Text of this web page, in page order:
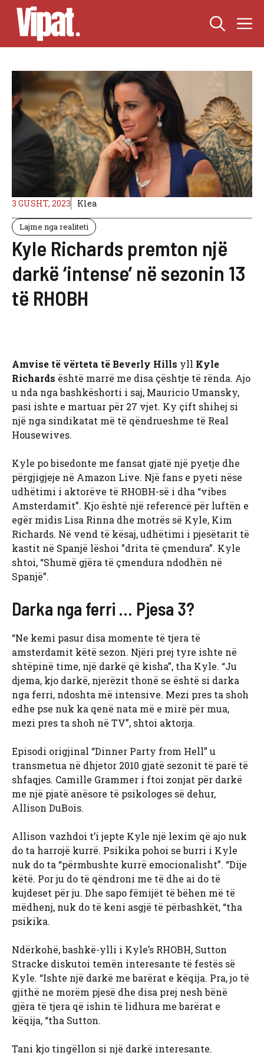
Skip
content
3 GUSHT, 2023 Klea
Lajme nga realiteti
Kyle Richards premton një
darkë ‘intense’ në sezonin 13
të RHOBH
Amvise të vërteta të Beverly Hills yll Kyle
Richards është marrë me disa çështje të rënda. Ajo
u nda nga bashkëshorti i saj, Mauricio Umansky,
pasi ishte e martuar për 27 vjet. Ky çift shihej si
një nga sindikatat më të qëndrueshme të Real
Housewives.
Kyle po bisedonte me fansat gjatë një pyetje dhe
përgjigjeje në Amazon Live. Një fans e pyeti nëse
udhëtimi i aktorëve të RHOBH-së i dha “vibes
Amsterdamit”. Kjo është një referencë për luftën e
egër midis Lisa Rinna dhe motrës së Kyle, Kim
Richards. Në vend të kësaj, udhëtimi i pjesëtarit të
kastit në Spanjë lëshoi ​​”drita të çmendura”. Kyle
shtoi, “Shumë gjëra të çmendura ndodhën në
Spanjë”.
Darka nga ferri … Pjesa 3?
“Ne kemi pasur disa momente të tjera të
amsterdamit këtë sezon. Njëri prej tyre ishte në
shtëpinë time, një darkë që kisha”, tha Kyle. “Ju
djema, kjo darkë, njerëzit thonë se është si darka
nga ferri, ndoshta më intensive. Mezi pres ta shoh
edhe pse nuk ka qenë nata më e mirë për mua,
mezi pres ta shoh në TV”, shtoi aktorja.
Episodi origjinal “Dinner Party from Hell” u
transmetua në dhjetor 2010 gjatë sezonit të parë të
shfaqjes. Camille Grammer i ftoi zonjat për darkë
me një pjatë anësore të psikologes së dehur,
Allison DuBois.
Allison vazhdoi t’i jepte Kyle një lexim që ajo nuk
do ta harrojë kurrë. Psikika pohoi se burri i Kyle
nuk do ta “përmbushte kurrë emocionalisht”. “Dije
këtë. Por ju do të qëndroni me të dhe ai do të
kujdeset për ju. Dhe sapo fëmijët të bëhen më të
mëdhenj, nuk do të keni asgjë të përbashkët, “tha
psikika.
Ndërkohë, bashkë-ylli i Kyle’s RHOBH, Sutton
Stracke diskutoi temën interesante të festës së
Kyle. “Ishte një darkë me barërat e këqija. Pra, jo të
gjithë ne morëm pjesë dhe disa prej nesh bënë
gjëra të tjera që ishin të lidhura me barërat e
këqija, “tha Sutton.
Tani kjo tingëllon si një darkë interesante.